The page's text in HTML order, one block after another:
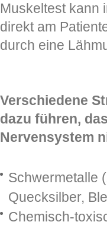
Muskeltest kann
direkt am
durch eine
Verschiedene
dazu führen,
Nervensystem
Schwermetalle
Quecksilber,
Chemisch-